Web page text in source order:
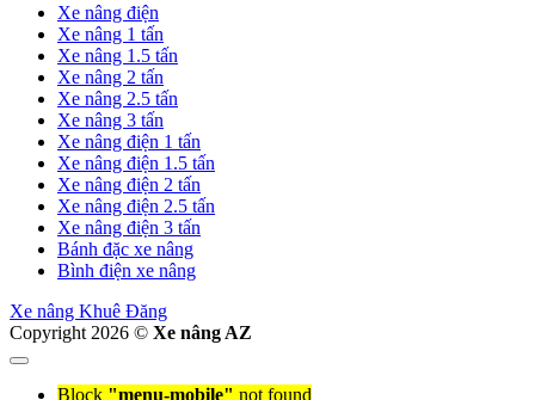
Xe nâng điện
Xe nâng 1 tấn
Xe nâng 1.5 tấn
Xe nâng 2 tấn
Xe nâng 2.5 tấn
Xe nâng 3 tấn
Xe nâng điện 1 tấn
Xe nâng điện 1.5 tấn
Xe nâng điện 2 tấn
Xe nâng điện 2.5 tấn
Xe nâng điện 3 tấn
Bánh đặc xe nâng
Bình điện xe nâng
Xe nâng Khuê Đăng
Copyright 2026 © Xe nâng AZ
Block "menu-mobile" not found